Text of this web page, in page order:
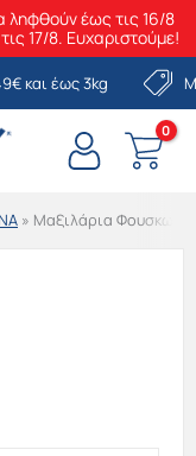
ληφθούν έως τις 16/8
17/8. Ευχαριστούμε!
και έως 3kg
» Μαξιλάρια Φουσκωτά